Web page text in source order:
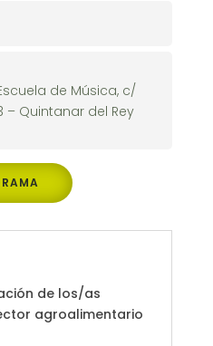
de Música, c/
– Quintanar del Rey
de los/as
agroalimentario